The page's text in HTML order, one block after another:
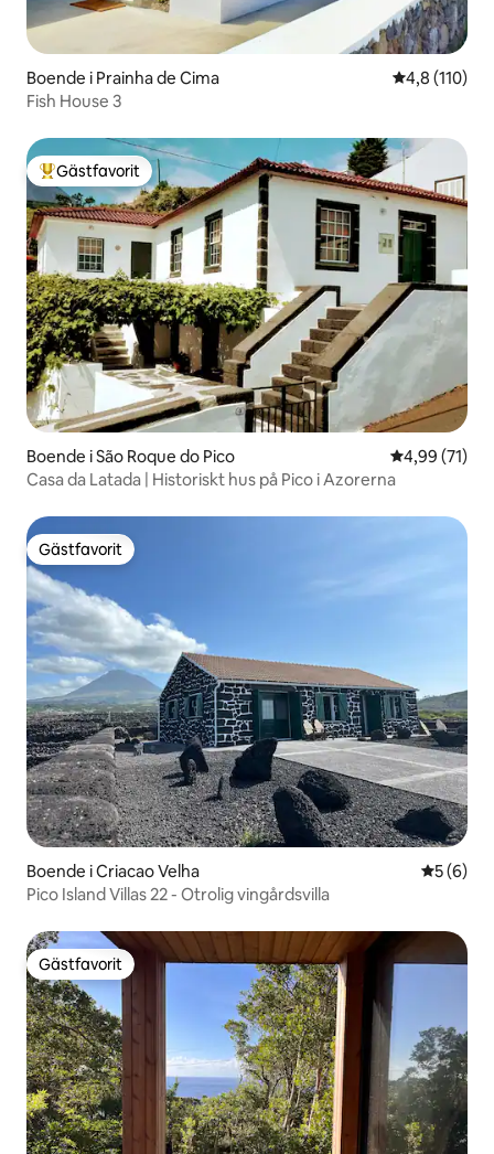
Boende i Prainha de Cima 4,8 av 5 i
4,8 (110)
Fish House 3
Populär gästfavorit
Gästfavorit
Boende i São Roque do Pico 4,99 av 5 i
4,99 (71)
Casa da Latada | Historiskt hus på Pico i Azorerna
Gästfavorit
Gästfavorit
Boende i Criacao Velha 5 av 5 i
5 (6)
Pico Island Villas 22 - Otrolig vingårdsvilla
Gästfavorit
Gästfavorit